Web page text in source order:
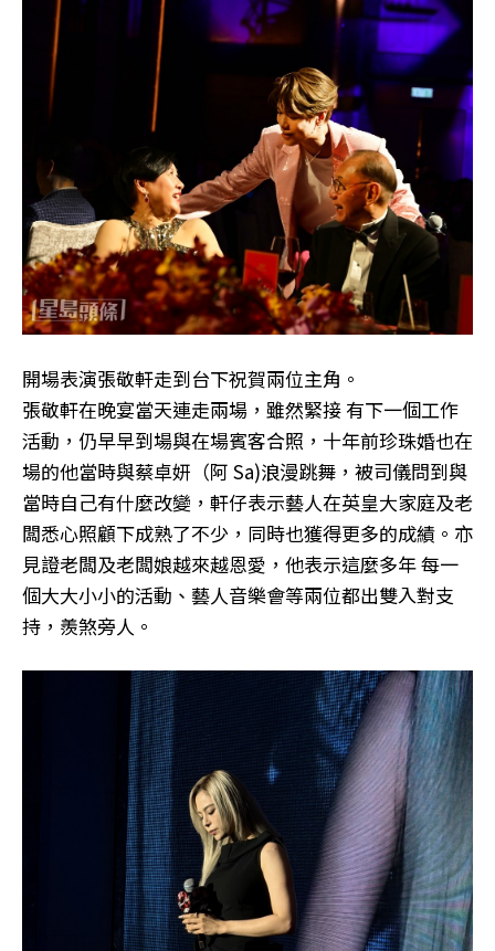
開場表演張敬軒走到台下祝賀兩位主角。
張敬軒在晚宴當天連走兩場，雖然緊接 有下一個工作
活動，仍早早到場與在場賓客合照，十年前珍珠婚也在
場的他當時與蔡卓妍（阿 Sa)浪漫跳舞，被司儀問到與
當時自己有什麼改變，軒仔表示藝人在英皇大家庭及老
闆悉心照顧下成熟了不少，同時也獲得更多的成績。亦
見證老闆及老闆娘越來越恩愛，他表示這麼多年 每一
個大大小小的活動、藝人音樂會等兩位都出雙入對支
持，羨煞旁人。